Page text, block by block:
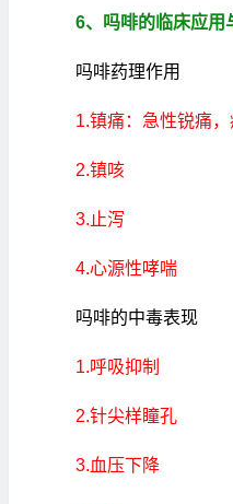
6、吗啡的临床应用
吗啡药理作用
1.镇痛：急性锐痛
2.镇咳
3.止泻
4.心源性哮喘
吗啡的中毒表现
1.呼吸抑制
2.针尖样瞳孔
3.血压下降